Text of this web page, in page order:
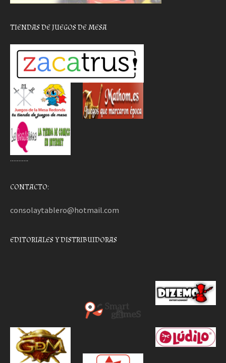
TIENDAS DE JUEGOS DE MESA
………..
CONTACTO:
consolaytablero@hotmail.com
EDITORIALES Y DISTRIBUIDORAS